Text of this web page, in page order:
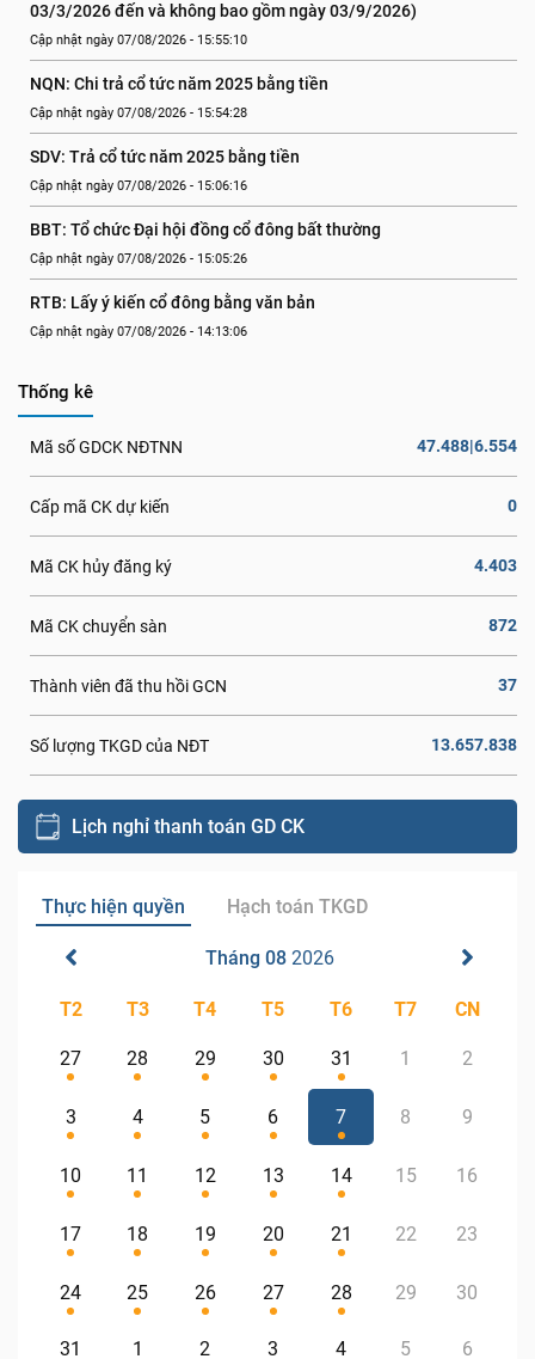
03/3/2026 đến và không bao gồm ngày 03/9/2026)
Cập nhật ngày 07/08/2026 - 15:55:10
NQN: Chi trả cổ tức năm 2025 bằng tiền
Cập nhật ngày 07/08/2026 - 15:54:28
SDV: Trả cổ tức năm 2025 bằng tiền
Cập nhật ngày 07/08/2026 - 15:06:16
BBT: Tổ chức Đại hội đồng cổ đông bất thường
Cập nhật ngày 07/08/2026 - 15:05:26
RTB: Lấy ý kiến cổ đông bằng văn bản
Cập nhật ngày 07/08/2026 - 14:13:06
Thống kê
Mã số GDCK NĐTNN 47.488|6.554
Cấp mã CK dự kiến 0
Mã CK hủy đăng ký 4.403
Mã CK chuyển sàn 872
Thành viên đã thu hồi GCN 37
Số lượng TKGD của NĐT 13.657.838
Lịch nghỉ thanh toán GD CK
Thực hiện quyền Hạch toán TKGD
Tháng 08 2026
T2 T3 T4 T5 T6 T7 CN
27 28 29 30 31 1 2
3 4 5 6 7 8 9
10 11 12 13 14 15 16
17 18 19 20 21 22 23
24 25 26 27 28 29 30
31 1 2 3 4 5 6